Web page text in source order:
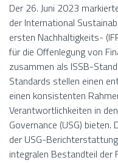
Der 26. Juni 2023
der International
ersten Nachhaltigkeits-
für die Offenlegung von
zusammen als ISSB-
Standards stellen einen
einen konsistenten
Verantwortlichkeiten in
Governance (USG)
der USG-
integralen Bestandteil der